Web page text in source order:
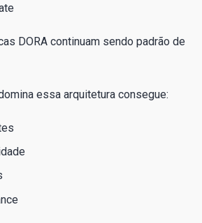
DORA continuam sendo padrão de
essa arquitetura consegue: